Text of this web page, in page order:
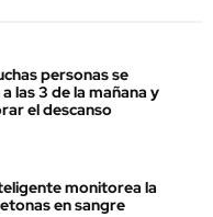
personas se
las 3 de la mañana y
el descanso
monitorea la
en sangre